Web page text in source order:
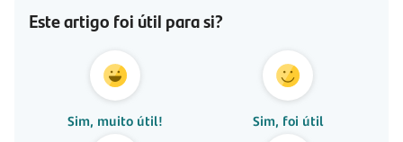
Este artigo foi útil para si?
Sim, muito útil! Sim, foi útil